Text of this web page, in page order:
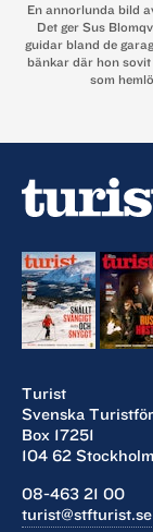
En annorlunda bild
Det ger Sus
guidar bland de
bänkar där hon
som
Turist
Svenska
Box 17251
104 62 Stockholm
08-463 21 00
turist@stfturist.se